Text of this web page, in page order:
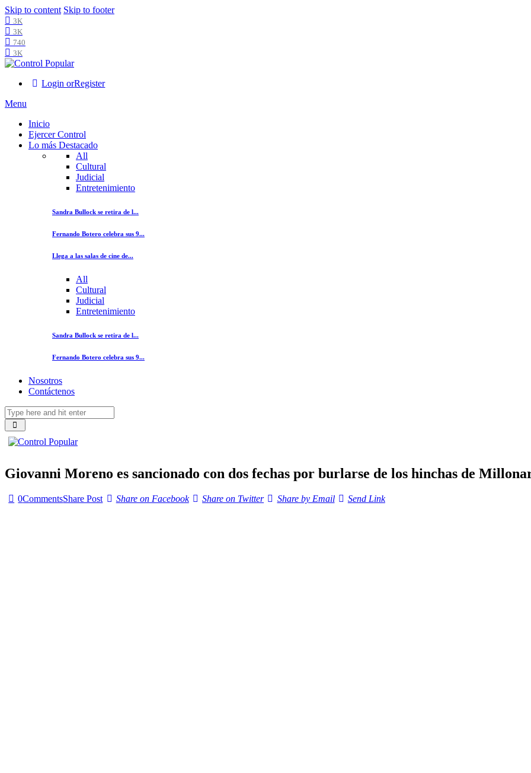
Skip to content Skip to footer
3K
3K
740
3K
Login orRegister
Menu
Inicio
Ejercer Control
Lo más Destacado
All
Cultural
Judicial
Entretenimiento
Sandra Bullock se retira de l...
Fernando Botero celebra sus 9...
Llega a las salas de cine de...
All
Cultural
Judicial
Entretenimiento
Sandra Bullock se retira de l...
Fernando Botero celebra sus 9...
Nosotros
Contáctenos
Giovanni Moreno es sancionado con dos fechas por burlarse de los hinchas de
0CommentsShare Post Share on Facebook Share on Twitter Share by Email Send Link